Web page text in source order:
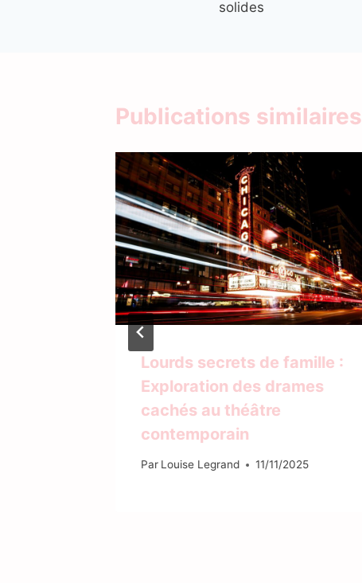
solides
Publications similaires
Lourds secrets de famille :
Exploration des drames
cachés au théâtre
contemporain
Par Louise Legrand 11/11/2025